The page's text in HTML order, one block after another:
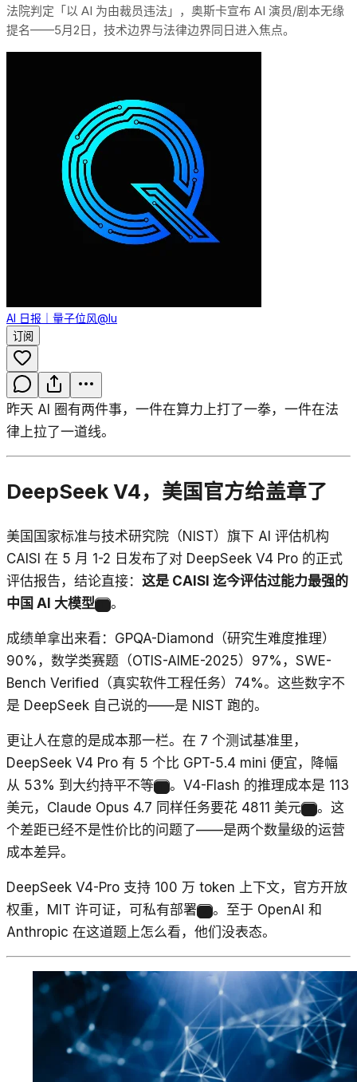
法院判定「以 AI 为由裁员违法」，奥斯卡宣布 AI 演员/剧本无缘
提名——5月2日，技术边界与法律边界同日进入焦点。
AI 日报｜量子位风@lu
订阅
昨天 AI 圈有两件事，一件在算力上打了一拳，一件在法
律上拉了一道线。
DeepSeek V4，美国官方给盖章了
美国国家标准与技术研究院（NIST）旗下 AI 评估机构
CAISI 在 5 月 1-2 日发布了对 DeepSeek V4 Pro 的正式
评估报告，结论直接： 这是 CAISI 迄今评估过能力最强的
中国 AI 大模型
。
成绩单拿出来看：GPQA-Diamond（研究生难度推理）
90%，数学类赛题（OTIS-AIME-2025）97%，SWE-
Bench Verified（真实软件工程任务）74%。这些数字不
是 DeepSeek 自己说的——是 NIST 跑的。
更让人在意的是成本那一栏。在 7 个测试基准里，
DeepSeek V4 Pro 有 5 个比 GPT-5.4 mini 便宜，降幅
从 53% 到大约持平不等
。V4-Flash 的推理成本是 113
美元，Claude Opus 4.7 同样任务要花 4811 美元
。这
个差距已经不是性价比的问题了——是两个数量级的运营
成本差异。
DeepSeek V4-Pro 支持 100 万 token 上下文，官方开放
权重，MIT 许可证，可私有部署
。至于 OpenAI 和
Anthropic 在这道题上怎么看，他们没表态。